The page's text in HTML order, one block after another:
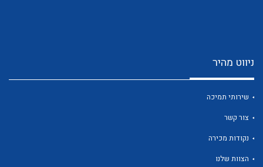
ניווט מהיר
שירותי תמיכה
צור קשר
נקודות מכירה
הצוות שלנו